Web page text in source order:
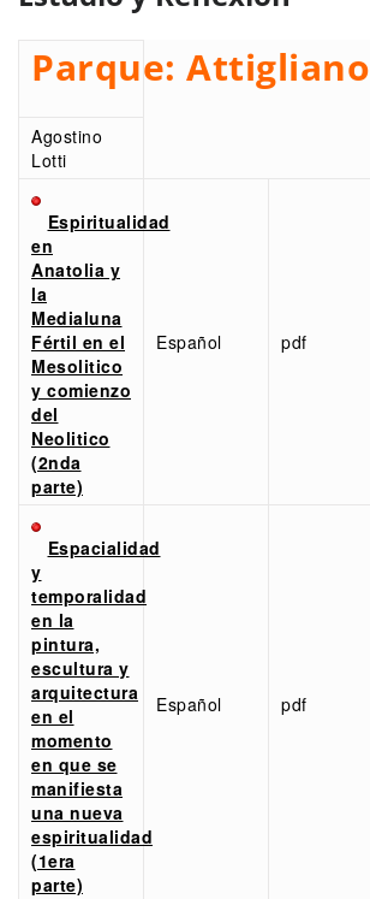
Parque: Attigliano
Agostino
Lotti
Espiritualidad
en
Anatolia y
la
Medialuna
Fértil en el
Mesolitico
y comienzo
del
Neolitico
(2nda
parte)
Español pdf
Espacialidad
y
temporalidad
en la
pintura,
escultura y
arquitectura
en el
momento
en que se
manifiesta
una nueva
espiritualidad
(1era
parte)
Español pdf